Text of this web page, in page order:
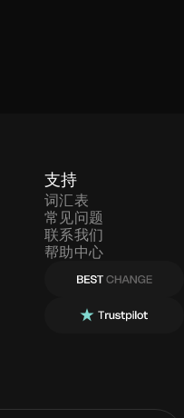
支持
词汇表
常见问题
联系我们
帮助中心